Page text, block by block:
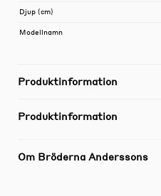
Djup (cm)
Modellnamn
Produktinformation
Produktinformation
Om Bröderna Anderssons